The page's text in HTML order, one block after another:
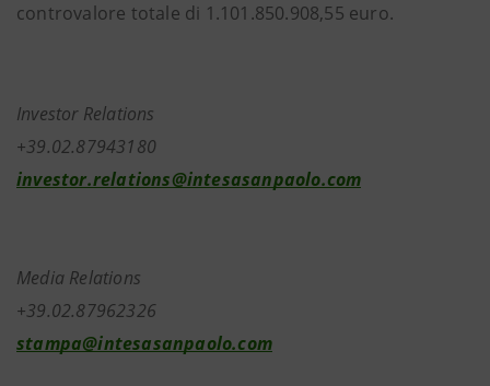
controvalore totale di 1.101.850.908,55 euro.
Investor Relations
+39.02.87943180
investor.relations@intesasanpaolo.com
Media Relations
+39.02.87962326
stampa@intesasanpaolo.com